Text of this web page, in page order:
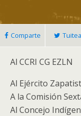
Comparte Tuitea
Al CCRI CG EZLN
Al Ejército
A la Comisión
Al Concejo